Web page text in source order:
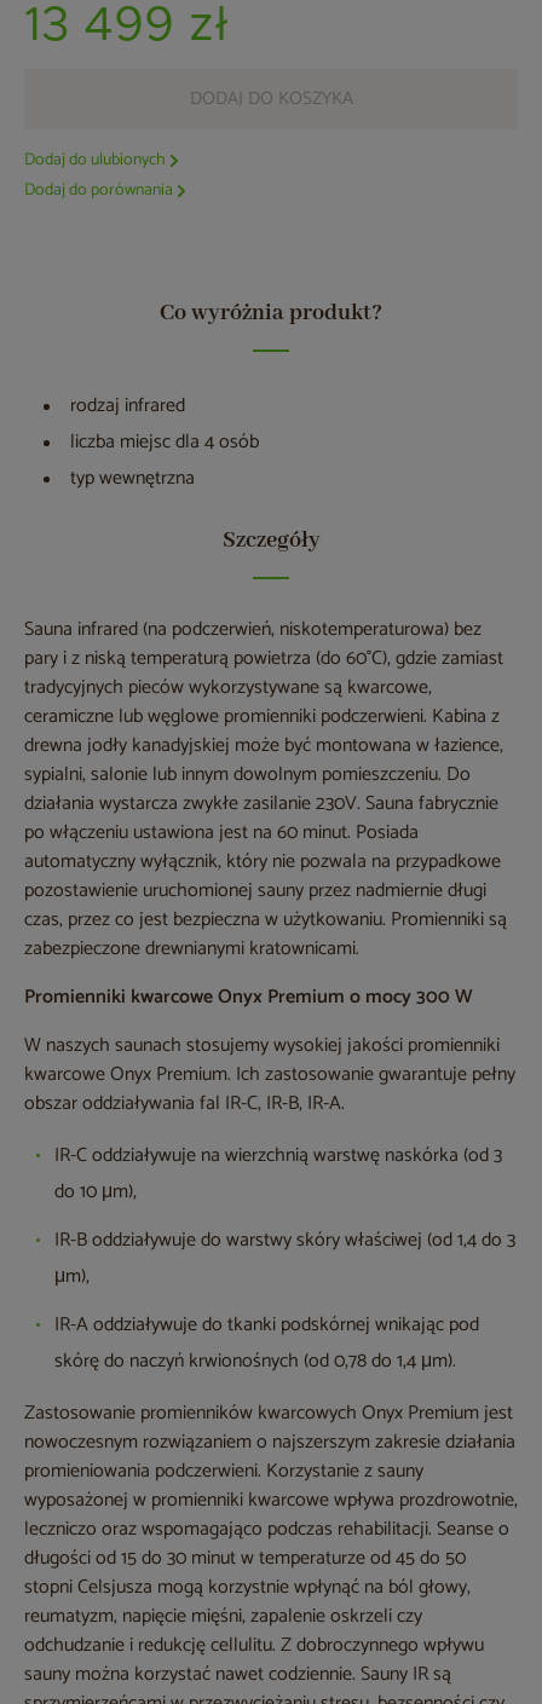
13 499 zł
DODAJ DO KOSZYKA
Dodaj do ulubionych
Dodaj do porównania
Co wyróżnia produkt?
rodzaj infrared
liczba miejsc dla 4 osób
typ wewnętrzna
Szczegóły
Sauna infrared (na podczerwień, niskotemperaturowa) bez
pary i z niską temperaturą powietrza (do 60°C), gdzie zamiast
tradycyjnych pieców wykorzystywane są kwarcowe,
ceramiczne lub węglowe promienniki podczerwieni. Kabina z
drewna jodły kanadyjskiej może być montowana w łazience,
sypialni, salonie lub innym dowolnym pomieszczeniu. Do
działania wystarcza zwykłe zasilanie 230V. Sauna fabrycznie
po włączeniu ustawiona jest na 60 minut. Posiada
automatyczny wyłącznik, który nie pozwala na przypadkowe
pozostawienie uruchomionej sauny przez nadmiernie długi
czas, przez co jest bezpieczna w użytkowaniu. Promienniki są
zabezpieczone drewnianymi kratownicami.
Promienniki kwarcowe Onyx Premium o mocy 300 W
W naszych saunach stosujemy wysokiej jakości promienniki
kwarcowe Onyx Premium. Ich zastosowanie gwarantuje pełny
obszar oddziaływania fal IR-C, IR-B, IR-A.
IR-C oddziaływuje na wierzchnią warstwę naskórka (od 3
do 10 μm),
IR-B oddziaływuje do warstwy skóry właściwej (od 1,4 do 3
μm),
IR-A oddziaływuje do tkanki podskórnej wnikając pod
skórę do naczyń krwionośnych (od 0,78 do 1,4 μm).
Zastosowanie promienników kwarcowych Onyx Premium jest
nowoczesnym rozwiązaniem o najszerszym zakresie działania
promieniowania podczerwieni. Korzystanie z sauny
wyposażonej w promienniki kwarcowe wpływa prozdrowotnie,
leczniczo oraz wspomagająco podczas rehabilitacji. Seanse o
długości od 15 do 30 minut w temperaturze od 45 do 50
stopni Celsjusza mogą korzystnie wpłynąć na ból głowy,
reumatyzm, napięcie mięśni, zapalenie oskrzeli czy
odchudzanie i redukcję cellulitu. Z dobroczynnego wpływu
sauny można korzystać nawet codziennie. Sauny IR są